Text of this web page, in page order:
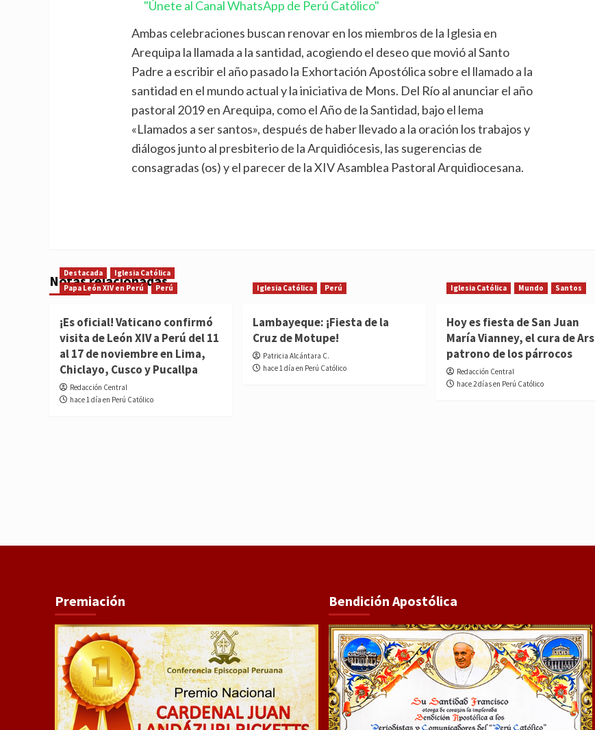
"Únete al Canal WhatsApp de Perú Católico"
Ambas celebraciones buscan renovar en los miembros de la Iglesia en
Arequipa la llamada a la santidad, acogiendo el deseo que movió al Santo
Padre a escribir el año pasado la Exhortación Apostólica sobre el llamado a la
santidad en el mundo actual y la iniciativa de Mons. Del Río al anunciar el año
pastoral 2019 en Arequipa, como el Año de la Santidad, bajo el lema
«Llamados a ser santos», después de haber llevado a la oración los trabajos y
diálogos junto al presbiterio de la Arquidiócesis, las sugerencias de
consagradas (os) y el parecer de la XIV Asamblea Pastoral Arquidiocesana.
Notas relacionadas
Destacada
Iglesia Católica
Papa León XIV en Perú
Perú
¡Es oficial! Vaticano confirmó
visita de León XIV a Perú del 11
al 17 de noviembre en Lima,
Chiclayo, Cusco y Pucallpa
Redacción Central
hace 1 día en Perú Católico
Iglesia Católica Perú
Lambayeque: ¡Fiesta de la
Cruz de Motupe!
Patricia Alcántara C.
hace 1 día en Perú Católico
Iglesia Católica Mundo Santos
Hoy es fiesta de San Juan
María Vianney, el cura de Ars
patrono de los párrocos
Redacción Central
hace 2 días en Perú Católico
Premiación Bendición Apostólica